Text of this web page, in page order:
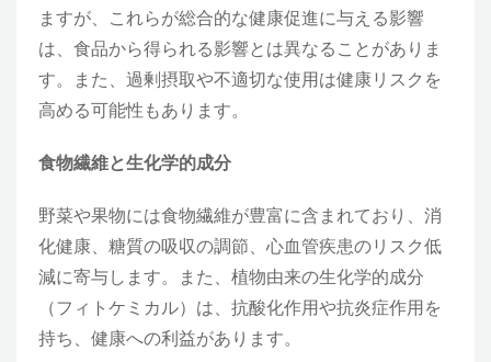
ますが、これらが総合的な健康促進に与える影響
は、食品から得られる影響とは異なることがありま
す。また、過剰摂取や不適切な使用は健康リスクを
高める可能性もあります。
食物繊維と生化学的成分
野菜や果物には食物繊維が豊富に含まれており、消
化健康、糖質の吸収の調節、心血管疾患のリスク低
減に寄与します。また、植物由来の生化学的成分
（フィトケミカル）は、抗酸化作用や抗炎症作用を
持ち、健康への利益があります。